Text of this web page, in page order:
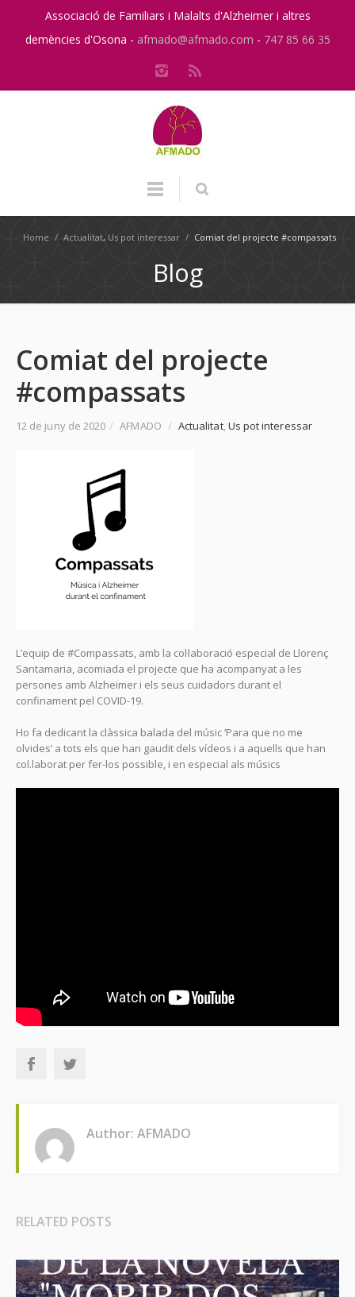
Associació de Familiars i Malalts d'Alzheimer i altres
demències d'Osona - afmado@afmado.com - 747 85 66 35
Home / Actualitat, Us pot interessar / Comiat del projecte #compassats
Blog
Comiat del projecte
#compassats
12 de juny de 2020 / AFMADO / Actualitat,Us pot interessar
L’equip de #Compassats, amb la col·laboració especial de Llorenç
Santamaria, acomiada el projecte que ha acompanyat a les
persones amb Alzheimer i els seus cuidadors durant el
confinament pel COVID-19.
Ho fa dedicant la clàssica balada del músic ‘Para que no me
olvides’ a tots els que han gaudit dels vídeos i a aquells que han
col.laborat per fer-los possible, i en especial als músics
TAGS
Author: AFMADO
RELATED POSTS